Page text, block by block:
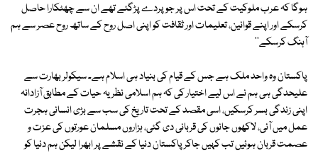
ہوگا کہ عرب ملوکیت کے تحت اس پر جو پردے پڑگئے تھے ان سے چھٹکارا حاصل
کرسکے اور اپنے قوانین، تعلیمات اور ثقافت کو اپنی اصل روح کے ساتھ روح عصر سے ہم
آہنگ کرسکے''
پاکستان وہ واحد ملک ہے جس کے قیام کی بنیاد ہی اسلام ہے۔ سیکولر بھارت سے
علیحدگی ہی ہم نے اس لیے اختیار کی کہ ہم اسلامی نظریہ حیات کے مطابق آزادانہ
اپنی زندگی بسر کرسکیں، اسی مقصد کے تحت تاریخ کی سب سے بڑی انسانی ہجرت
عمل میں آئی، لاکھوں جانوں کی قربانی دی گئی، ہزاروں مسلمان عورتوں کی عزت و
عصمت قربان ہوئیں تب کہیں جاکر پاکستان دنیا کے نقشے پر ابھرا لیکن ہم دنیا کو